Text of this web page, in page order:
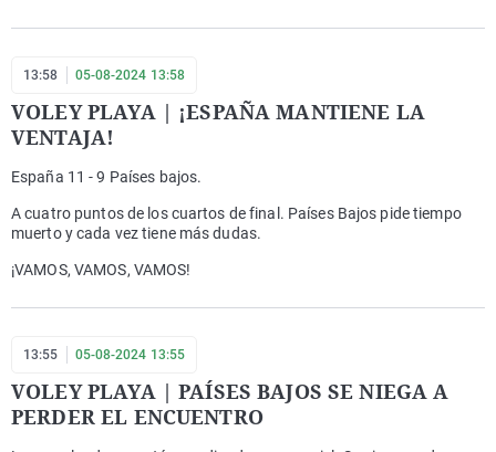
13:58 05-08-2024 13:58
VOLEY PLAYA | ¡ESPAÑA MANTIENE LA
VENTAJA!
España 11 - 9 Países bajos.
A cuatro puntos de los cuartos de final. Países Bajos pide tiempo
muerto y cada vez tiene más dudas.
¡VAMOS, VAMOS, VAMOS!
13:55 05-08-2024 13:55
VOLEY PLAYA | PAÍSES BAJOS SE NIEGA A
PERDER EL ENCUENTRO